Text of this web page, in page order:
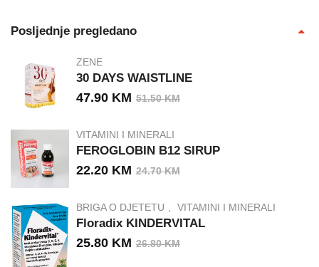
Posljednje pregledano
ZENE
30 DAYS WAISTLINE
51.50KM
47.90 KM
VITAMINI I MINERALI
FEROGLOBIN B12 SIRUP
24.70KM
22.20 KM
BRIGA O DJETETU VITAMINI I MINERALI
Floradix KINDERVITAL
26.80KM
25.80 KM